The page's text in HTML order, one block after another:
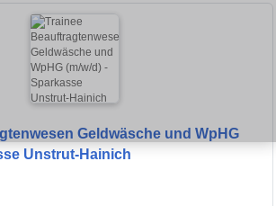
Geldwäsche und WpHG
Unstrut-Hainich